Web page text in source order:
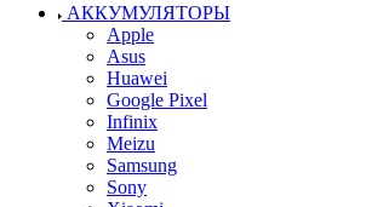
АККУМУЛЯТОРЫ
Apple
Asus
Huawei
Google Pixel
Infinix
Meizu
Samsung
Sony